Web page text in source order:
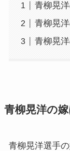
青柳晃
青柳晃
青柳晃
青柳晃洋の
青柳晃洋選手